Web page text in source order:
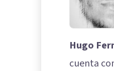
Hugo
cuenta